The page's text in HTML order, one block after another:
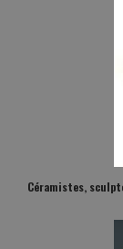
Céramistes,